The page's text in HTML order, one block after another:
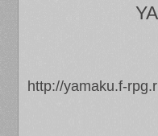
http://yamaku.f-